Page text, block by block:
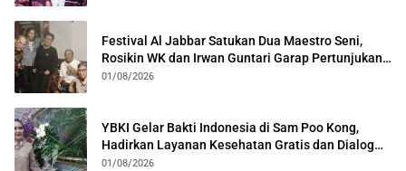
Festival Al Jabbar Satukan Dua Maestro Seni,
Rosikin WK dan Irwan Guntari Garap Pertunjukan
Kolosal
01/08/2026
YBKI Gelar Bakti Indonesia di Sam Poo Kong,
Hadirkan Layanan Kesehatan Gratis dan Dialog
Kebangsaan
01/08/2026